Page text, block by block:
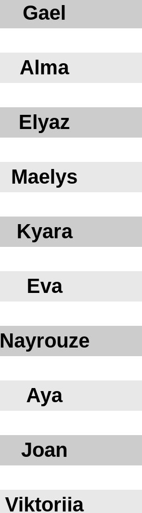
Gael
Alma
Elyaz
Maelys
Kyara
Eva
Nayrouze
Aya
Joan
Viktoriia